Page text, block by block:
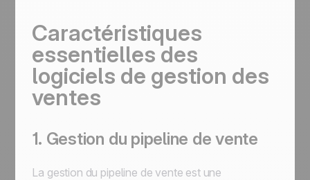
Caractéristiques
essentielles des
logiciels de gestion des
ventes
1. Gestion du pipeline de vente
La gestion du pipeline de vente est une